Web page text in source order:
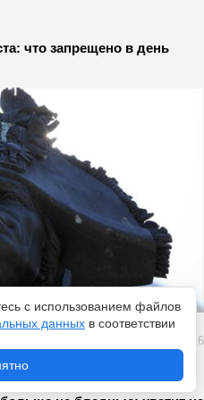
что запрещено в день
5 августа 2026
с использованием файлов
данных в соответствии